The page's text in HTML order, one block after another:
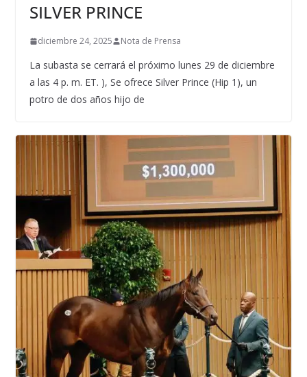
SILVER PRINCE
diciembre 24, 2025 Nota de Prensa
La subasta se cerrará el próximo lunes 29 de diciembre
a las 4 p. m. ET. ), Se ofrece Silver Prince (Hip 1), un
potro de dos años hijo de